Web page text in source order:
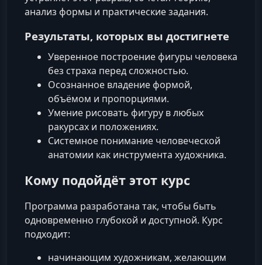
анализ формы и практические задания.
Результаты, которых вы достигнете
Уверенное построение фигуры человека
без страха перед сложностью.
Осознанное владение формой,
объёмом и пропорциями.
Умение рисовать фигуру в любых
ракурсах и положениях.
Системное понимание человеческой
анатомии как инструмента художника.
Кому подойдёт этот курс
Программа разработана так, чтобы быть
одновременно глубокой и доступной. Курс
подходит:
начинающим художникам, желающим